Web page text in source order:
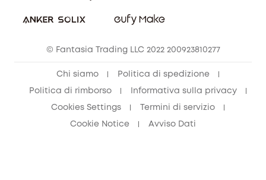
© Fantasia Trading LLC 2022 200923810277
Chi siamo Politica di spedizione
Politica di rimborso Informativa sulla privacy
Cookies Settings Termini di servizio
Cookie Notice Avviso Dati